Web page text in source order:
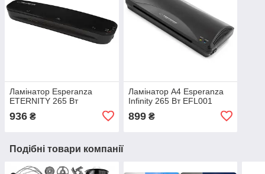
Ламінатор Esperanza
ETERNITY 265 Вт
936 ₴
Ламінатор А4 Esperanza
Infinity 265 Вт EFL001
899₴
Подібні товари компанії